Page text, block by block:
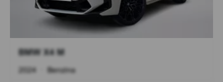
BMW X4 M
2024 Benzina